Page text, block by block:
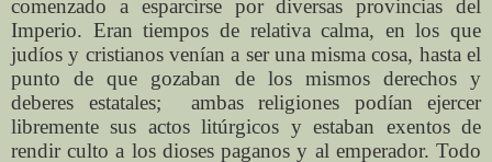
comenzado a esparcirse por diversas provincias del
Imperio. Eran tiempos de relativa calma, en los que
judíos y cristianos venían a ser una misma cosa, hasta el
punto de que gozaban de los mismos derechos y
deberes estatales;
ambas religiones podían ejercer
libremente sus actos litúrgicos y estaban exentos de
rendir culto a los dioses paganos y al emperador. Todo